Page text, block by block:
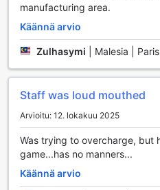
manufacturing area.
Käännä arvio
Zulhasymi Malesia |
Staff was loud mouthed
Arvioitu: 12. lokakuu 2025
Was trying to overcharge, but
game...has no manners...
Käännä arvio